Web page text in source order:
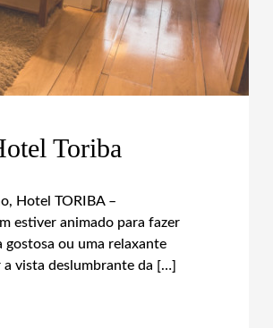
Toriba
Hotel TORIBA –
estiver animado para fazer
gostosa ou uma relaxante
a vista deslumbrante da […]